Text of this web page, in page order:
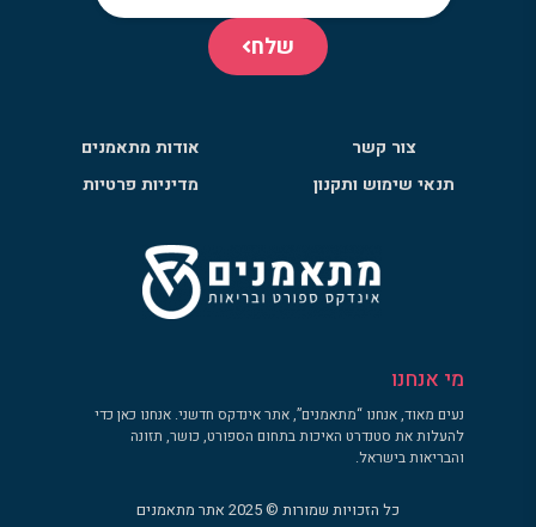
שלח
צור קשר
אודות מתאמנים
תנאי שימוש ותקנון
מדיניות פרטיות
מי אנחנו
נעים מאוד, אנחנו “מתאמנים”, אתר אינדקס חדשני. אנחנו כאן כדי
להעלות את סטנדרט האיכות בתחום הספורט, כושר, תזונה
והבריאות בישראל.
כל הזכויות שמורות © 2025 אתר מתאמנים